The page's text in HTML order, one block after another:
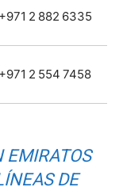
+971 2 882 6335
+971 2 554 7458
EMIRATOS
DE